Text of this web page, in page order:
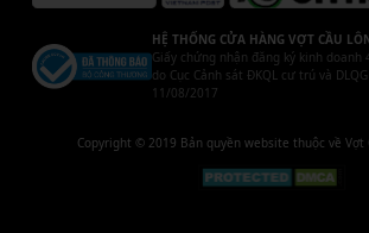
HỆ THỐNG CỬA HÀNG VỢT CẦU
Giấy chứng nhận đăng ký kinh doanh
do Cục Cảnh sát ĐKQL cư trú và
11/08/2017
Copyright © 2019 Bản quyền website thuộc về Vợt